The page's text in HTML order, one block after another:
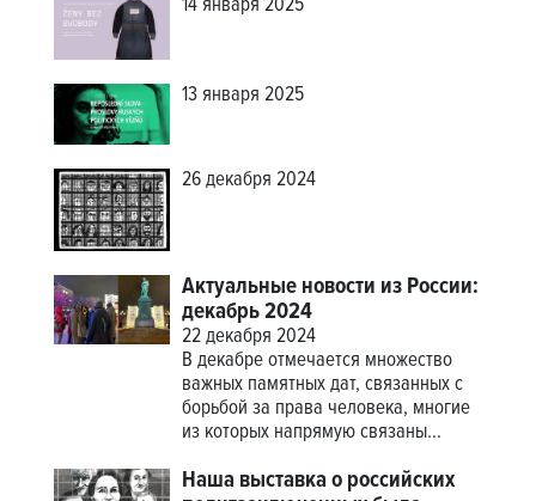
14 января 2025
13 января 2025
26 декабря 2024
Актуальные новости из России:
декабрь 2024
22 декабря 2024
В декабре отмечается множество
важных памятных дат, связанных с
борьбой за права человека, многие
из которых напрямую связаны...
Наша выставка о российских